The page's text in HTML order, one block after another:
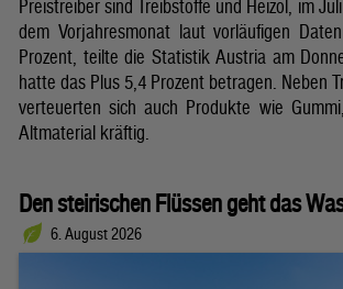
Preistreiber sind Treibstoffe und Heizöl, im
dem Vorjahresmonat laut vorläufigen
Prozent, teilte die Statistik Austria am
hatte das Plus 5,4 Prozent betragen. Neben
verteuerten sich auch Produkte wie
Altmaterial kräftig.
Den steirischen Flüssen geht das
6. August 2026